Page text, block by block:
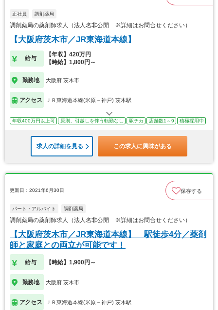
正社員 調剤薬局
調剤薬局の薬剤師求人（法人名非公開 ※詳細はお問合せください）
【大阪府茨木市／JR東海道本線】
給与
【年収】420万円
【時給】1,800円～
勤務地 大阪府 茨木市
アクセス ＪＲ東海道本線(米原－神戸) 茨木駅
年収400万円以上可 原則、引越しを伴う転勤なし 駅チカ 店舗数1～9 積極採用中
求人の詳細を見る この求人に興味がある
更新日：2021年6月30日 保存する
パート・アルバイト 調剤薬局
調剤薬局の薬剤師求人（法人名非公開 ※詳細はお問合せください）
【大阪府茨木市／JR東海道本線】 駅徒歩4分／薬剤
師と家庭との両立が可能です！
給与 【時給】1,900円～
勤務地 大阪府 茨木市
アクセス ＪＲ東海道本線(米原－神戸) 茨木駅